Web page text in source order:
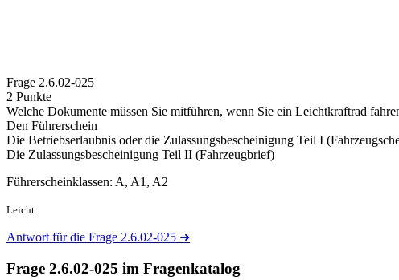
Frage 2.6.02-025
2 Punkte
Welche Dokumente müssen Sie mitführen, wenn Sie ein Leichtkraftrad
Den Führerschein
Die Betriebserlaubnis oder die Zulassungsbescheinigung Teil I
Die Zulassungsbescheinigung Teil II (Fahrzeugbrief)
Führerscheinklassen: A, A1, A2
Leicht
Antwort für die Frage 2.6.02-025 ➜
Frage 2.6.02-025 im Fragenkatalog